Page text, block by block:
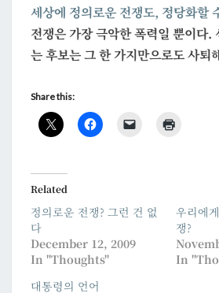
세상에 정의로운 전쟁도, 정당화할
전쟁은 가장 극악한 폭력일 뿐이다.
는 후보는 그 한 가지만으로도 사퇴
Share this:
Related
정의로운 전쟁? 그런 건 없
다
December 12, 2009
In "Thoughts"
우리에
쟁?
In
대통령의 언어